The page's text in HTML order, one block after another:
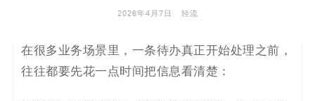
代
2026年4月7日 轻流
在很多业务场景里，一条待办真正开始处理之前，
往往都要先花一点时间把信息看清楚：